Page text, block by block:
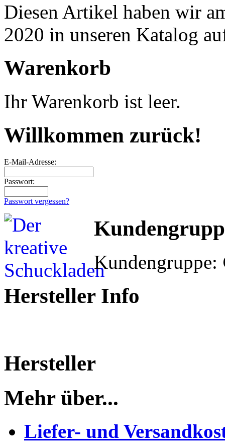
Diesen Artikel haben wir
2020 in unseren Katalog
Warenkorb
Ihr Warenkorb ist leer.
Willkommen zurück!
E-Mail-Adresse:
Passwort:
Passwort vergessen?
Kundengruppe:
Hersteller Info
Hersteller
Mehr über...
Liefer- und